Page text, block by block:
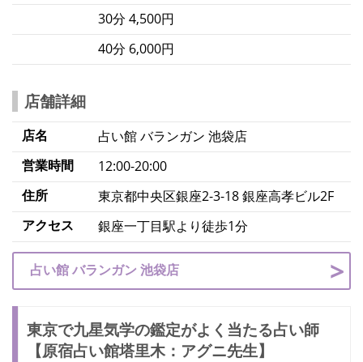
30分 4,500円
40分 6,000円
店舗詳細
店名
占い館 バランガン 池袋店
営業時間
12:00-20:00
住所
東京都中央区銀座2-3-18 銀座高孝ビル2F
アクセス
銀座一丁目駅より徒歩1分
占い館 バランガン 池袋店
東京で九星気学の鑑定がよく当たる占い師
【原宿占い館塔里木：アグニ先生】